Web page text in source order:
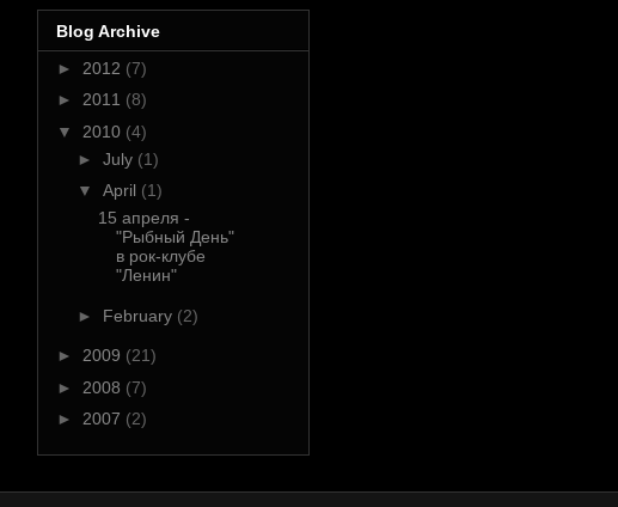
Blog Archive
► 2012 (7)
► 2011 (8)
▼ 2010 (4)
► July (1)
▼ April (1)
15 апреля -
"Рыбный День"
в рок-клубе
"Ленин"
► February (2)
► 2009 (21)
► 2008 (7)
► 2007 (2)